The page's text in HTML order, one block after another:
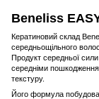
Beneliss
Кератиновий склад
середньощільного
Продукт середньої
середніми
текстуру.
Його формула